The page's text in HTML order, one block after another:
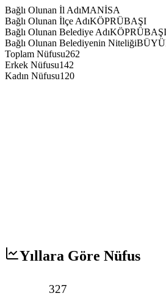
Bağlı Olunan İl AdıMANİSA
Bağlı Olunan İlçe AdıKÖPRÜBAŞI
Bağlı Olunan Belediye AdıKÖPRÜBAŞI
Bağlı Olunan Belediyenin Niteliği
Toplam Nüfusu262
Erkek Nüfusu142
Kadın Nüfusu120
Yıllara Göre Nüfus
327